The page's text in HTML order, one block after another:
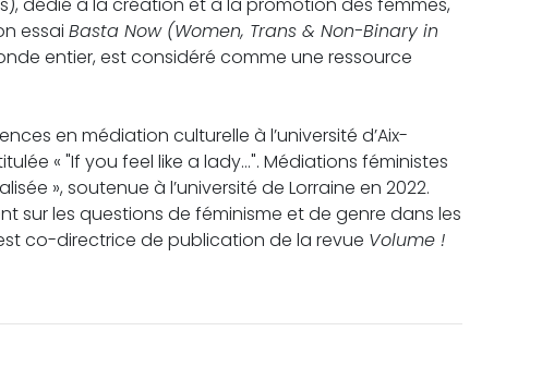
dédié à la création et à la promotion des femmes,
essai Basta Now (Women, Trans & Non-Binary in
entier, est considéré comme une ressource
en médiation culturelle à l’université d’Aix-
« "If you feel like a lady…". Médiations féministes
», soutenue à l’université de Lorraine en 2022.
sur les questions de féminisme et de genre dans les
co-directrice de publication de la revue Volume !